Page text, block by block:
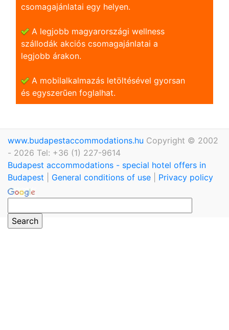
csomagajánlatai egy helyen.
A legjobb magyarországi wellness
szállodák akciós csomagajánlatai a
legjobb árakon.
A mobilalkalmazás letöltésével gyorsan
és egyszerũen foglalhat.
www.budapestaccommodations.hu Copyright © 2002
- 2026 Tel: +36 (1) 227-9614
Budapest accommodations - special hotel offers in
Budapest
General conditions of use Privacy policy